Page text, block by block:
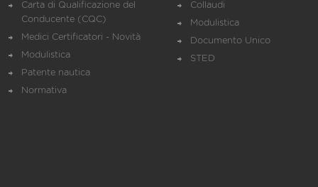
Carta di Qualificazione del
Conducente (CQC)
Medici Certificatori - Novità
Modulistica
Patente nautica
Normativa
Collaudi
Modulistica
Documento Unico
STED